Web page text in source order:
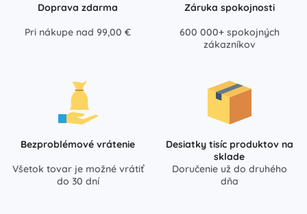
Doprava zdarma
Pri nákupe nad 99,00 €
Záruka spokojnosti
600 000+ spokojných
zákazníkov
Bezproblémové vrátenie
Všetok tovar je možné vrátiť
do 30 dní
Desiatky tisíc produktov na
sklade
Doručenie už do druhého
dňa